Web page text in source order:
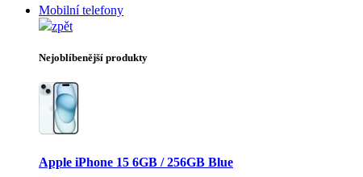
Mobilní telefony
zpět
Nejoblíbenější produkty
Apple iPhone 15 6GB / 256GB Blue